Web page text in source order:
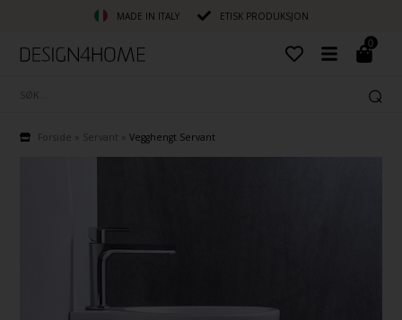
MADE IN ITALY ETISK PRODUKSJON
0
Forside Servant »Vegghengt Servant